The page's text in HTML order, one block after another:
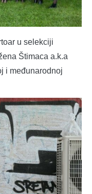
u selekciji
Štimaca a.k.a
i međunarodnoj